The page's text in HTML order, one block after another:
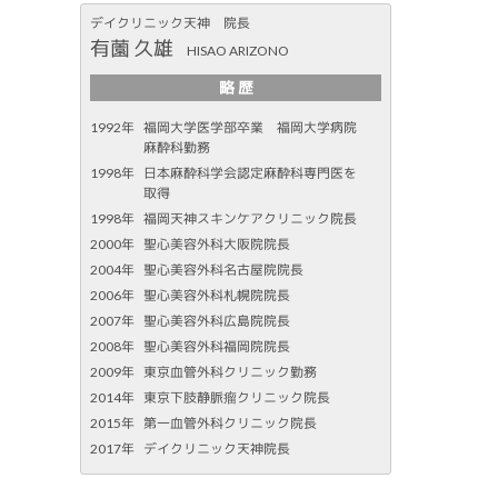
デイクリニック天神 院長
有薗 久雄 HISAO ARIZONO
略 歴
1992年 福岡大学医学部卒業 福岡大学病院
麻酔科勤務
1998年
日本麻酔科学会認定麻酔科専門医を
取得
1998年 福岡天神スキンケアクリニック院長
2000年 聖心美容外科大阪院院長
2004年 聖心美容外科名古屋院院長
2006年 聖心美容外科札幌院院長
2007年 聖心美容外科広島院院長
2008年 聖心美容外科福岡院院長
2009年 東京血管外科クリニック勤務
2014年 東京下肢静脈瘤クリニック院長
2015年 第一血管外科クリニック院長
2017年 デイクリニック天神院長